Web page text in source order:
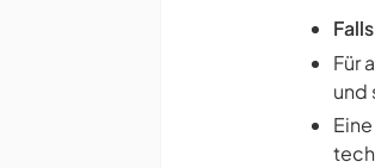
Für
und
Eine